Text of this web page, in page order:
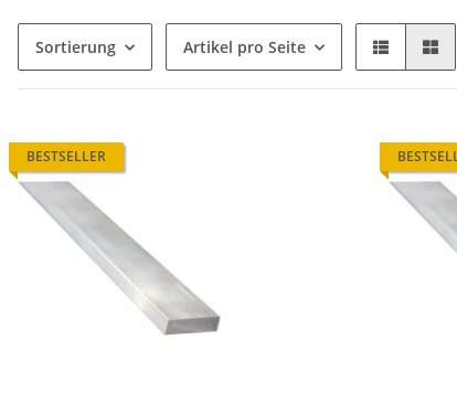
Sortierung Artikel pro Seite
BESTSELLER